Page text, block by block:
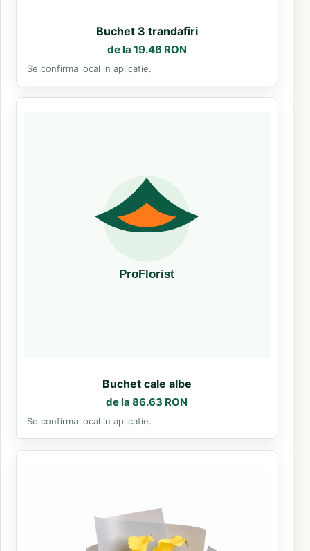
Buchet 3 trandafiri
de la 19.46 RON
Se confirma local in aplicatie.
Buchet cale albe
de la 86.63 RON
Se confirma local in aplicatie.